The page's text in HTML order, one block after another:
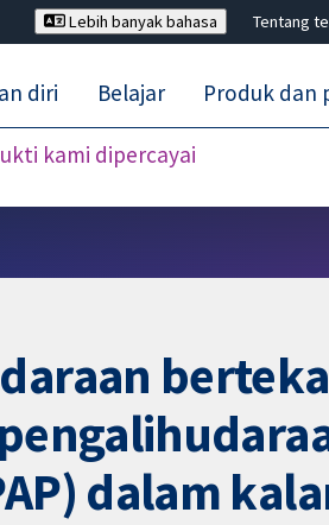
Lebih banyak bahasa Tentang
kami dipercayai
diri Belajar Produk dan
dalam